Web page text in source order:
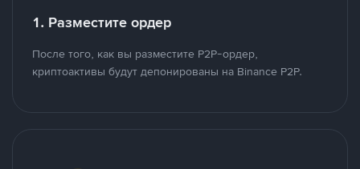
1. Разместите ордер
После того, как вы разместите P2P-ордер,
криптоактивы будут депонированы на Binance P2P.